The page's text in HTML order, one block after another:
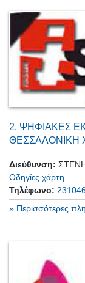
2. ΨΗΦΙΑΚΕΣ
ΘΕΣΣΑΛΟΝΙΚΗ
Διεύθυνση:
Οδηγίες χάρτη
Τηλέφωνο:
» Περισσότερες